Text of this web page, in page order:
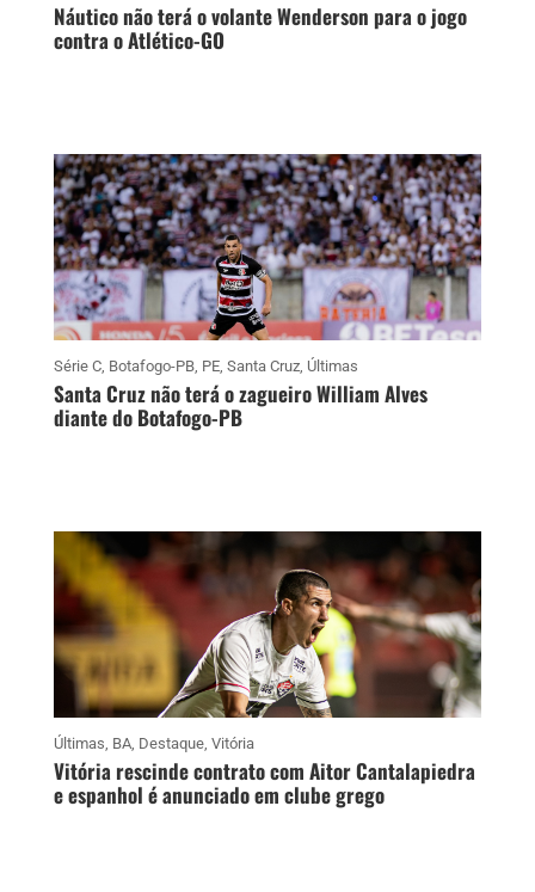
Náutico não terá o volante Wenderson para o jogo
contra o Atlético-GO
Série C, Botafogo-PB, PE, Santa Cruz, Últimas
Santa Cruz não terá o zagueiro William Alves
diante do Botafogo-PB
Últimas, BA, Destaque, Vitória
Vitória rescinde contrato com Aitor Cantalapiedra
e espanhol é anunciado em clube grego